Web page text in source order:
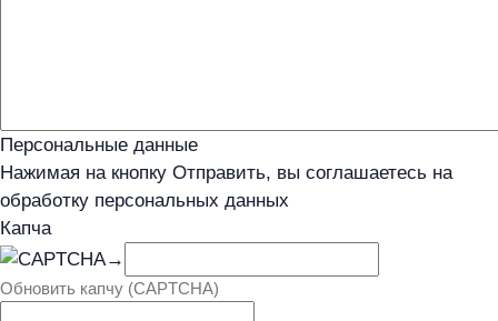
Персональные данные
Нажимая на кнопку Отправить, вы соглашаетесь на
обработку персональных данных
Капча
→
Обновить капчу (CAPTCHA)